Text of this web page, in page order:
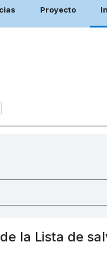
Proyecto
la Lista de